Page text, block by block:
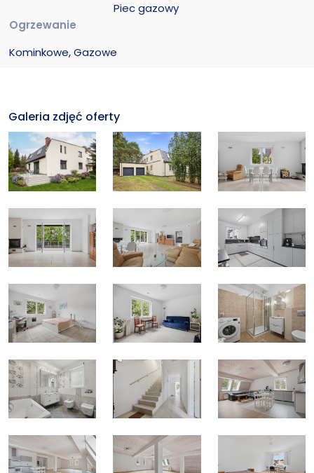
Piec gazowy
Ogrzewanie
Kominkowe, Gazowe
Galeria zdjęć oferty